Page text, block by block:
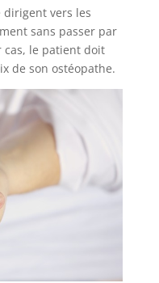
dirigent vers les
sans passer par
cas, le patient doit
de son ostéopathe.